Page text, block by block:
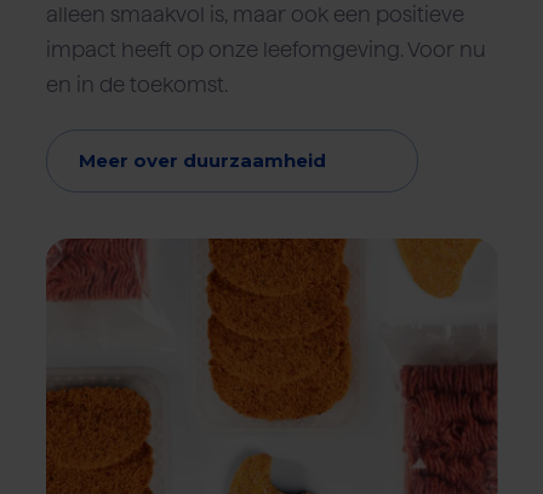
alleen smaakvol is, maar ook een positieve
impact heeft op onze leefomgeving. Voor nu
en in de toekomst.
Meer over duurzaamheid